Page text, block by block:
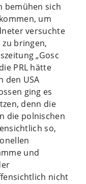
bemühen sich
um
versuchte
bringen,
„Gosc
PRL hätte
den USA
ging es
denn die
die polnischen
so,
und
nicht